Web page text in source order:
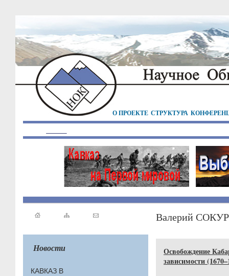
О ПРОЕКТЕ СТРУКТУРА
Новости
КАВКАЗ В
Валерий
Освобождение
зависимости